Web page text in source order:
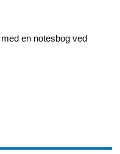
en notesbog ved